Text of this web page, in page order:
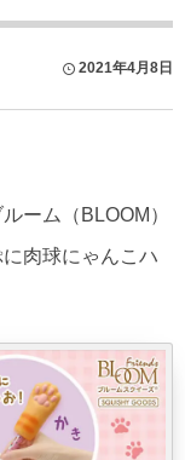
2021年4月8日
ーム（BLOOM）
肉球にゃんこハ